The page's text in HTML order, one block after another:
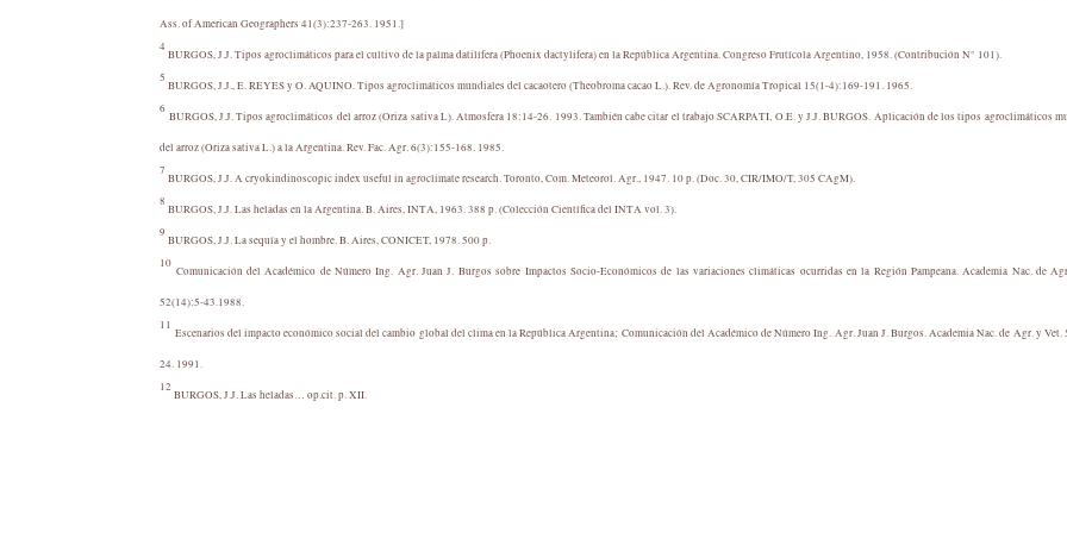
Ass. of American Geographers 41(3):237-263. 1951.]
4
BURGOS, J.J. Tipos agroclimáticos para el cultivo de la palma datilífera (Phoenix dactylifera) en la República Argentina. Congreso Frutícola Argentino, 1958. (Contribución N° 101).
5
BURGOS, J.J., E. REYES y O. AQUINO. Tipos agroclimáticos mundiales del cacaotero (Theobroma cacao L.). Rev. de Agronomía Tropical 15(1-4):169-191. 1965.
6
BURGOS, J.J. Tipos agroclimáticos del arroz (Oriza sativa L). Atmosfera 18:14-26. 1993. También cabe citar el trabajo SCARPATI, O.E. y J.J. BURGOS. Aplicación de los tipos agroclimáticos
del arroz (Oriza sativa L.) a la Argentina. Rev. Fac. Agr. 6(3):155-168. 1985.
7
BURGOS, J.J. A cryokindinoscopic index useful in agroclimate research. Toronto, Com. Meteorol. Agr., 1947. 10 p. (Doc. 30, CIR/IMO/T, 305 CAgM).
8
BURGOS, J.J. Las heladas en la Argentina. B. Aires, INTA, 1963. 388 p. (Colección Científica del INTA vol. 3).
9
BURGOS, J.J. La sequía y el hombre. B. Aires, CONICET, 1978. 500 p.
10
Comunicación del Académico de Número Ing. Agr. Juan J. Burgos sobre Impactos Socio-Económicos de las variaciones climáticas ocurridas en la Región Pampeana. Academia Nac. de
52(14):5-43.1988.
11
Escenarios del impacto económico social del cambio global del clima en la República Argentina; Comunicación del Académico de Número Ing. Agr. Juan J. Burgos. Academia Nac. de Agr. y Vet.
24. 1991.
12
BURGOS, J.J. Las heladas… op.cit. p. XII.